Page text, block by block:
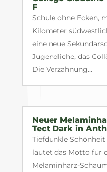
F
Schule ohne Ecken,
Kilometer
eine neue
Jugendliche, das
Die Verzahnung...
Neuer
Tect Dark in
Tiefdunkle
lautet das Motto für
Melaminharz-